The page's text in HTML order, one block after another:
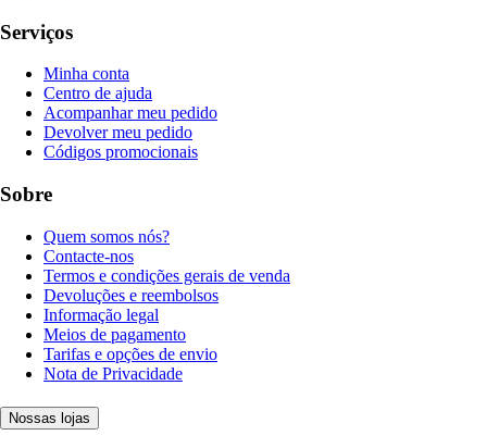
Serviços
Minha conta
Centro de ajuda
Acompanhar meu pedido
Devolver meu pedido
Códigos promocionais
Sobre
Quem somos nós?
Contacte-nos
Termos e condições gerais de venda
Devoluções e reembolsos
Informação legal
Meios de pagamento
Tarifas e opções de envio
Nota de Privacidade
Nossas lojas